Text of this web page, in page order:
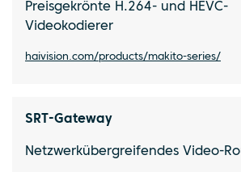
Preisgekrönte H.264- und HEVC-
Videokodierer
haivision.com/products/makito-series/
SRT-Gateway
Netzwerkübergreifendes Video-